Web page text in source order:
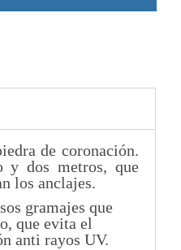
de coronación.
y dos metros, que
los anclajes.
gramajes que
que evita el
anti rayos UV.